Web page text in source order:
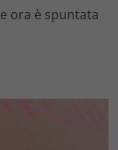
ora è spuntata